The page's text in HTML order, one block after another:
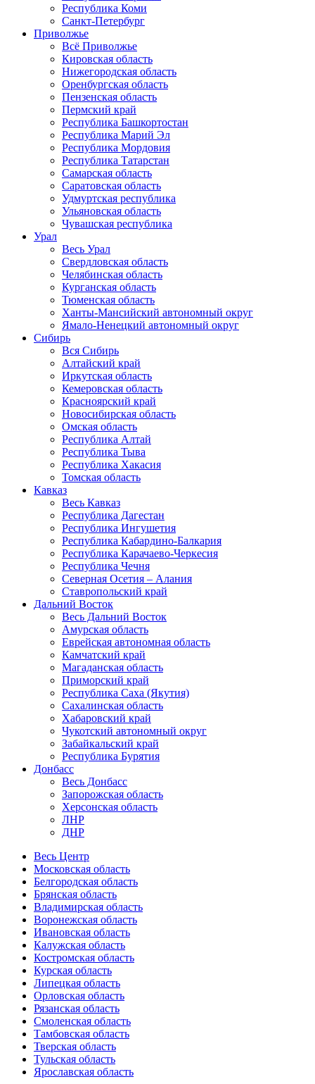
Республика Коми
Санкт-Петербург
Приволжье
Всё Приволжье
Кировская область
Нижегородская область
Оренбургская область
Пензенская область
Пермский край
Республика Башкортостан
Республика Марий Эл
Республика Мордовия
Республика Татарстан
Самарская область
Саратовская область
Удмуртская республика
Ульяновская область
Чувашская республика
Урал
Весь Урал
Свердловская область
Челябинская область
Курганская область
Тюменская область
Ханты-Мансийский автономный округ
Ямало-Ненецкий автономный округ
Сибирь
Вся Сибирь
Алтайский край
Иркутская область
Кемеровская область
Красноярский край
Новосибирская область
Омская область
Республика Алтай
Республика Тыва
Республика Хакасия
Томская область
Кавказ
Весь Кавказ
Республика Дагестан
Республика Ингушетия
Республика Кабардино-Балкария
Республика Карачаево-Черкесия
Республика Чечня
Северная Осетия – Алания
Ставропольский край
Дальний Восток
Весь Дальний Восток
Амурская область
Еврейская автономная область
Камчатский край
Магаданская область
Приморский край
Республика Саха (Якутия)
Сахалинская область
Хабаровский край
Чукотский автономный округ
Забайкальский край
Республика Бурятия
Донбасс
Весь Донбасс
Запорожская область
Херсонская область
ЛНР
ДНР
Весь Центр
Московская область
Белгородская область
Брянская область
Владимирская область
Воронежская область
Ивановская область
Калужская область
Костромская область
Курская область
Липецкая область
Орловская область
Рязанская область
Смоленская область
Тамбовская область
Тверская область
Тульская область
Ярославская область